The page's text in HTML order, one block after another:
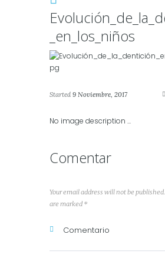
_en_los_niños
Started 9 Noviembre, 2017
No image description ...
Comentar
Your email address will not be
are marked *